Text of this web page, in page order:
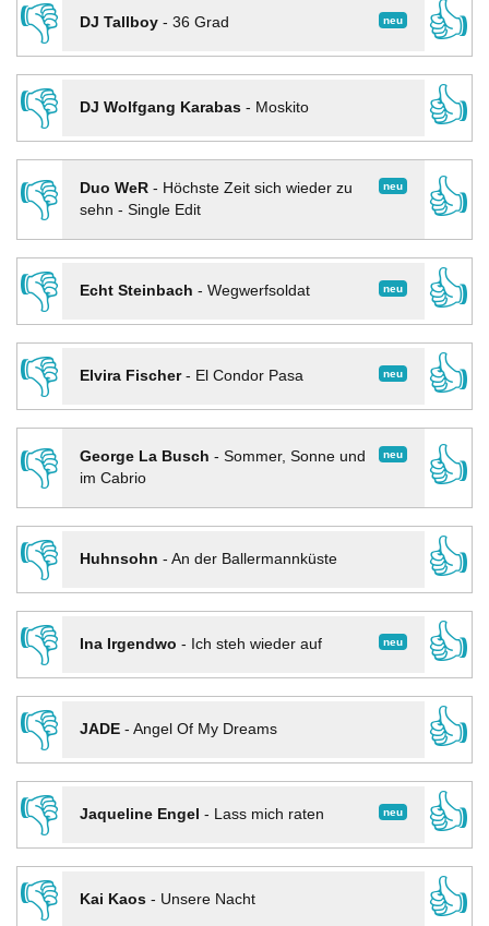
👎 neu
DJ Tallboy- 36 Grad
👍
👎
DJ Wolfgang Karabas- Moskito
👍
👎
neu
Duo WeR- Höchste Zeit sich wieder zu
sehn - Single Edit
👍
👎
neu
Echt Steinbach - Wegwerfsoldat
👍
👎
neu
Elvira Fischer- El Condor Pasa
👍
👎
neu
George La Busch - Sommer, Sonne und
im Cabrio
👍
👎
Huhnsohn - An der Ballermannküste
👍
👎
neu
Ina Irgendwo - Ich steh wieder auf
👍
👎
JADE- Angel Of My Dreams
👍
👎
neu
Jaqueline Engel - Lass mich raten
👍
👎
Kai Kaos- Unsere Nacht
👍